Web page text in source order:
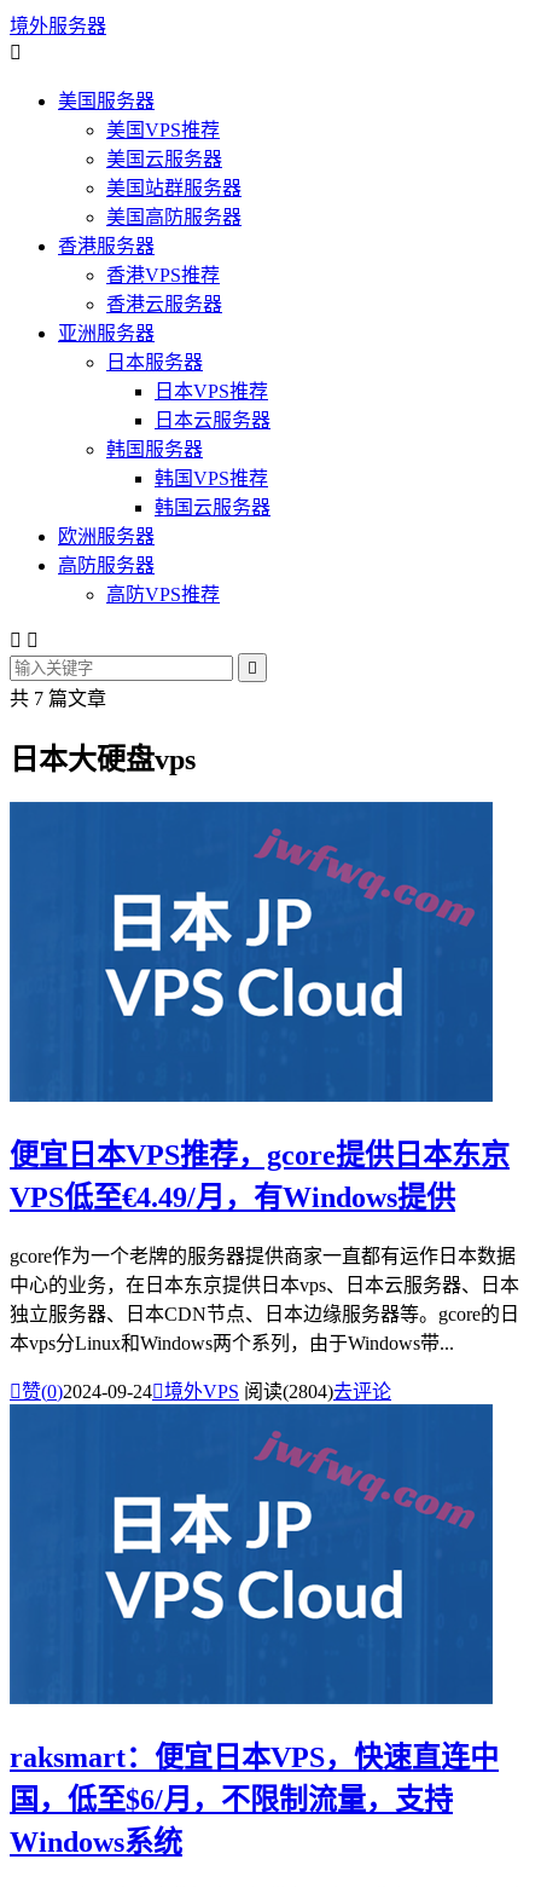
境外服务器

美国服务器
美国VPS推荐
美国云服务器
美国站群服务器
美国高防服务器
香港服务器
香港VPS推荐
香港云服务器
亚洲服务器
日本服务器
日本VPS推荐
日本云服务器
韩国服务器
韩国VPS推荐
韩国云服务器
欧洲服务器
高防服务器
高防VPS推荐
 

共 7 篇文章
日本大硬盘vps
便宜日本VPS推荐，gcore提供日本东京
VPS低至€4.49/月，有Windows提供
gcore作为一个老牌的服务器提供商家一直都有运作日本数据
中心的业务，在日本东京提供日本vps、日本云服务器、日本
独立服务器、日本CDN节点、日本边缘服务器等。gcore的日
本vps分Linux和Windows两个系列，由于Windows带...
赞(0)2024-09-24境外VPS 阅读(2804)去评论
raksmart：便宜日本VPS，快速直连中
国，低至$6/月，不限制流量，支持
Windows系统